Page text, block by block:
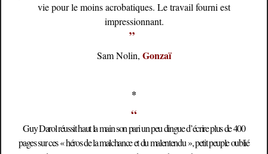
vie pour le moins acrobatiques. Le travail fourni est
impressionnant.
”
Sam Nolin, Gonzaï
*
“
Guy Darol réussit haut la main son pari un peu dingue d’écrire plus de 400
pages sur ces « héros de la malchance et du malentendu », petit peuple oublié